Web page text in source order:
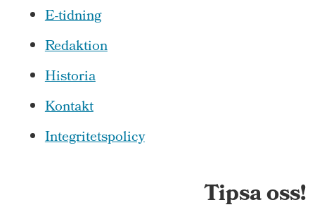
E-tidning
Redaktion
Historia
Kontakt
Integritetspolicy
Tipsa oss!